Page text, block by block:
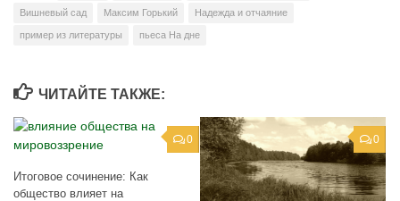
Вишневый сад Максим Горький Надежда и отчаяние
пример из литературы пьеса На дне
ЧИТАЙТЕ ТАКЖЕ:
0
Итоговое сочинение: Как
общество влияет на
0